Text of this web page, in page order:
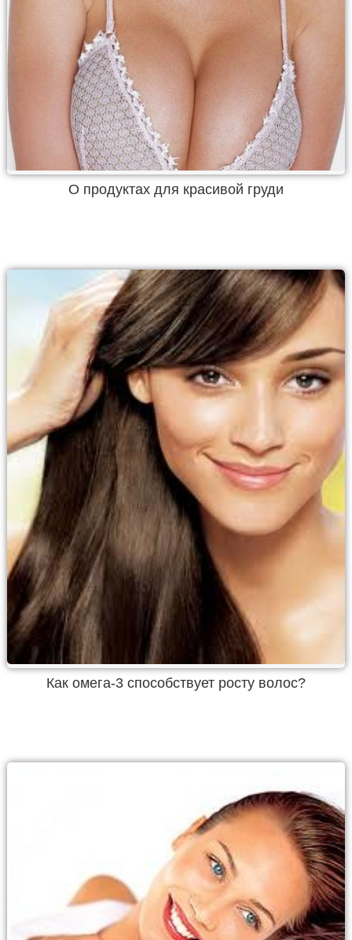
О продуктах для красивой груди
Как омега-3 способствует росту волос?